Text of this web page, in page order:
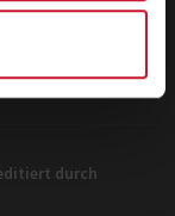
durch